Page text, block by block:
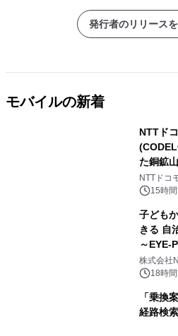
発行者のリリース
モバイルの新着
NTTド
た銅鉱
向けた
NTTドコ
15時
子ども
きる 自
～EYE-
人認証
～
株式会社
18時
「乗換
経路検